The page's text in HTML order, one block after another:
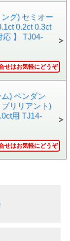
横 × 全高)
グ) セミオー
0.2ct 0.3ct
応 】 TJ04-
せはお気軽にどうぞ
) ペンダン
ブリリアント)
用 TJ14-
せはお気軽にどうぞ